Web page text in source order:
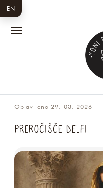
EN
Objavljeno 29. 03. 2026
PREROČIŠČE DELFI